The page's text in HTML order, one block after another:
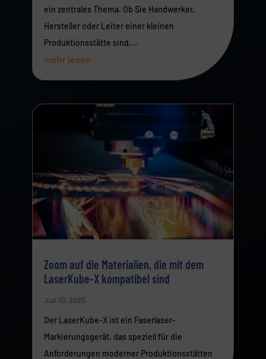
ein zentrales Thema. Ob Sie Handwerker,
Hersteller oder Leiter einer kleinen
Produktionsstätte sind,...
mehr lesen
Zoom auf die Materialien, die mit dem
LaserKube-X kompatibel sind
Juli 10, 2025
Der LaserKube-X ist ein Faserlaser-
Markierungsgerät, das speziell für die
Anforderungen moderner Produktionsstätten